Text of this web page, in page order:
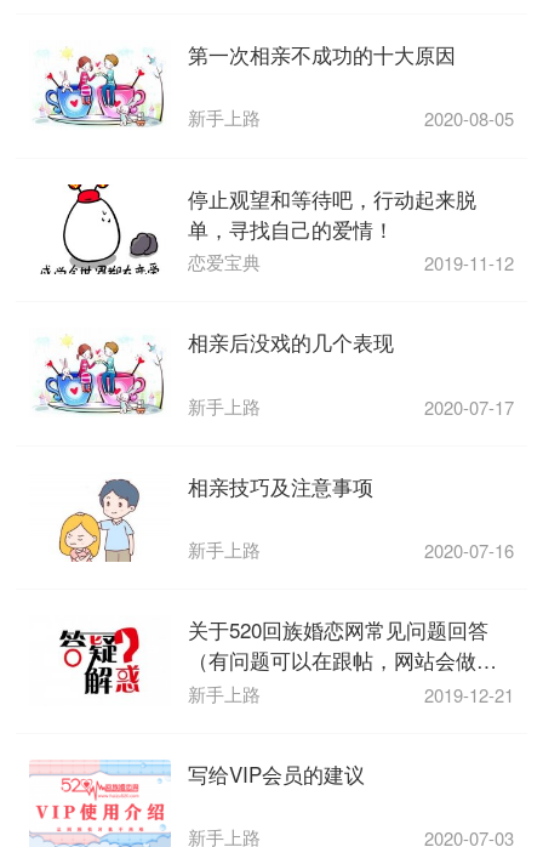
第一次相亲不成功的十大原因
新手上路 2020-08-05
停止观望和等待吧，行动起来脱
单，寻找自己的爱情！
恋爱宝典 2019-11-12
相亲后没戏的几个表现
新手上路 2020-07-17
相亲技巧及注意事项
新手上路 2020-07-16
关于520回族婚恋网常见问题回答
（有问题可以在跟帖，网站会做出
解答）
新手上路 2019-12-21
写给VIP会员的建议
新手上路 2020-07-03